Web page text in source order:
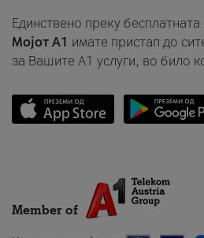
Единствено преку
Мојот A1 имате пристап до
за Вашите A1 услуги, во било
Member of